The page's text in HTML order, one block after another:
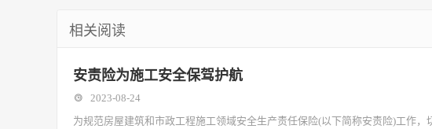
相关阅读
安责险为施工安全保驾护航
2023-08-24
为规范房屋建筑和市政工程施工领域安全生产责任保险(以下简称安责险)工作